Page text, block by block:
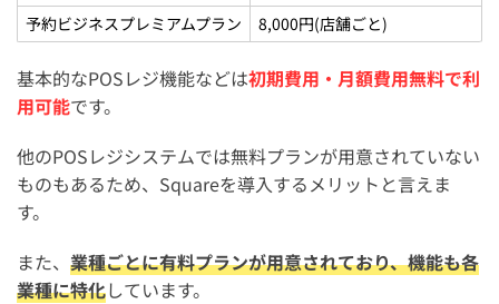
予約ビジネスプレミアムプラン
8,000円(店舗ごと)
基本的なPOSレジ機能などは初期費用・月額費用無料で利
用可能です。
他のPOSレジシステムでは無料プランが用意されていない
ものもあるため、Squareを導入するメリットと言えま
す。
また、 業種ごとに有料プランが用意されており、機能も各
業種に特化しています。